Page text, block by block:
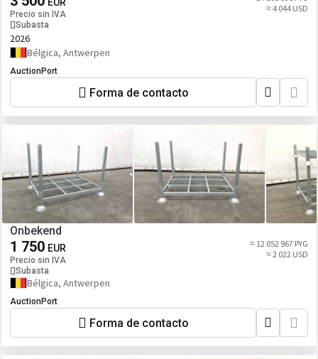
Precio sin IVA
Subasta
≈ 4 044 USD
2026
Bélgica, Antwerpen
AuctionPort
Forma de contacto
Onbekend
1 750 EUR
Precio sin IVA
Subasta
≈ 12 052 967 PYG
≈ 2 022 USD
Bélgica, Antwerpen
AuctionPort
Forma de contacto